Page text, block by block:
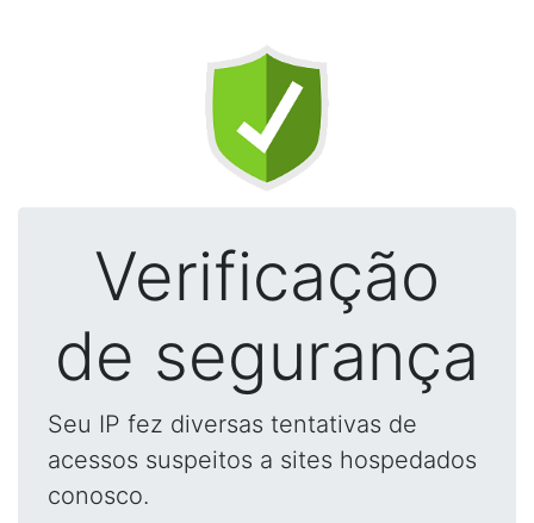
Verificação
de segurança
Seu IP fez diversas tentativas de
acessos suspeitos a sites hospedados
conosco.